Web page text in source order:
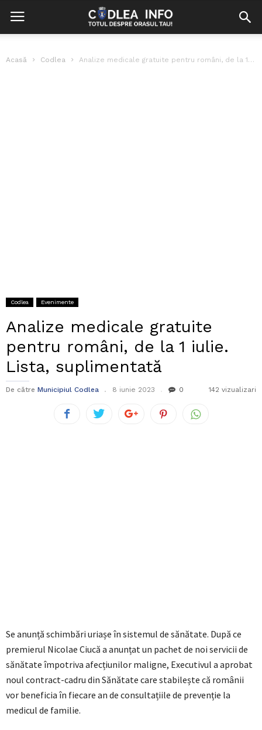
Acasă Codlea Analize medicale gratuite pentru români, de la 1 iulie. Lista, suplimentată
Codlea Evenimente
Analize medicale gratuite
pentru români, de la 1 iulie.
Lista, suplimentată
De către Municipiul Codlea 8 iunie 2023 0 142 vizualizari
Se anunță schimbări uriașe în sistemul de sănătate. După ce
premierul Nicolae Ciucă a anunțat un pachet de noi servicii de
sănătate împotriva afecțiunilor maligne, Executivul a aprobat
noul contract-cadru din Sănătate care stabilește că românii
vor beneficia în fiecare an de consultațiile de prevenție la
medicul de familie.